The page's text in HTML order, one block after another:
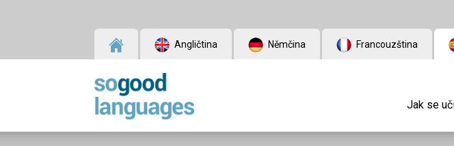
Angličtina Němčina Francouzština
Jak se